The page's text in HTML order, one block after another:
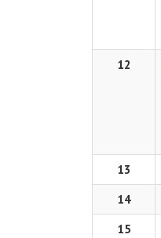
12
13
14
15